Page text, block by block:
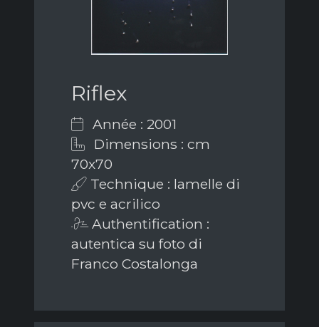
Riflex
Année : 2001
Dimensions : cm
70x70
Technique : lamelle di
pvc e acrilico
Authentification :
autentica su foto di
Franco Costalonga